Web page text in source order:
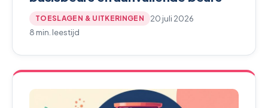
TOESLAGEN & UITKERINGEN
20 juli 2026
8 min. leestijd